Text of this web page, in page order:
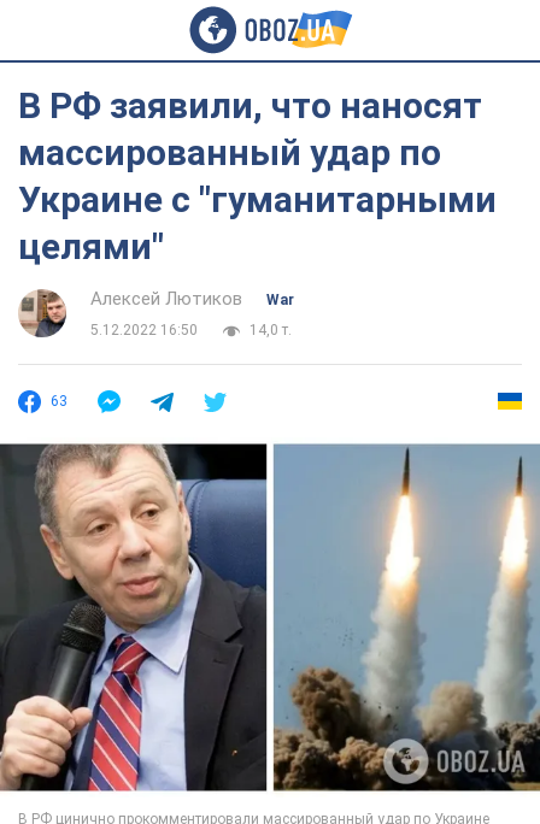
В РФ заявили, что наносят
массированный удар по
Украине с "гуманитарными
целями"
Алексей Лютиков
War
5.12.2022 16:50
14,0 т.
63